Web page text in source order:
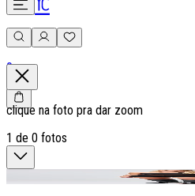
0
clique na foto pra dar zoom
1 de 0 fotos